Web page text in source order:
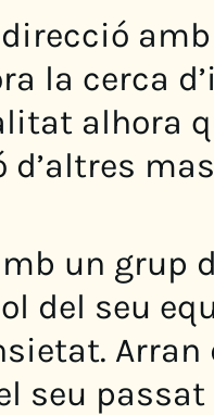
la cerca
alhora
d’altres
un grup
del seu
Arran
seu